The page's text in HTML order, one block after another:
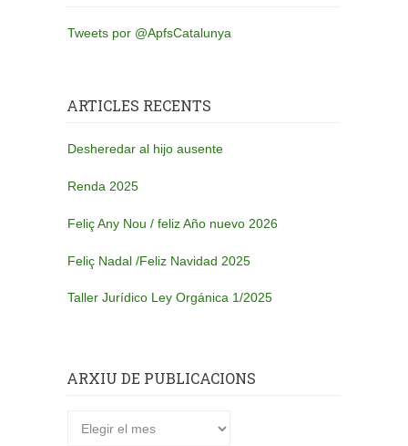
Tweets por @ApfsCatalunya
ARTICLES RECENTS
Desheredar al hijo ausente
Renda 2025
Feliç Any Nou / feliz Año nuevo 2026
Feliç Nadal /Feliz Navidad 2025
Taller Jurídico Ley Orgánica 1/2025
ARXIU DE PUBLICACIONS